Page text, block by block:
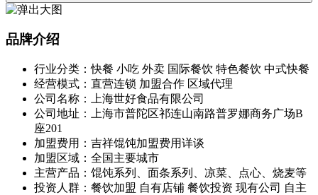
品牌介绍
行业分类：快餐 小吃 外卖 国际餐饮 特色餐饮 中式快餐
经营模式：直营连锁 加盟合作 区域代理
公司名称：上海世好食品有限公司
公司地址：上海市普陀区祁连山南路普罗娜商务广场B
座201
加盟费用：吉祥馄饨加盟费用详谈
加盟区域：全国主要城市
主营产品：馄饨系列、面条系列、凉菜、点心、烧麦等
投资人群：餐饮加盟 自有店铺 餐饮投资 现有公司 自主